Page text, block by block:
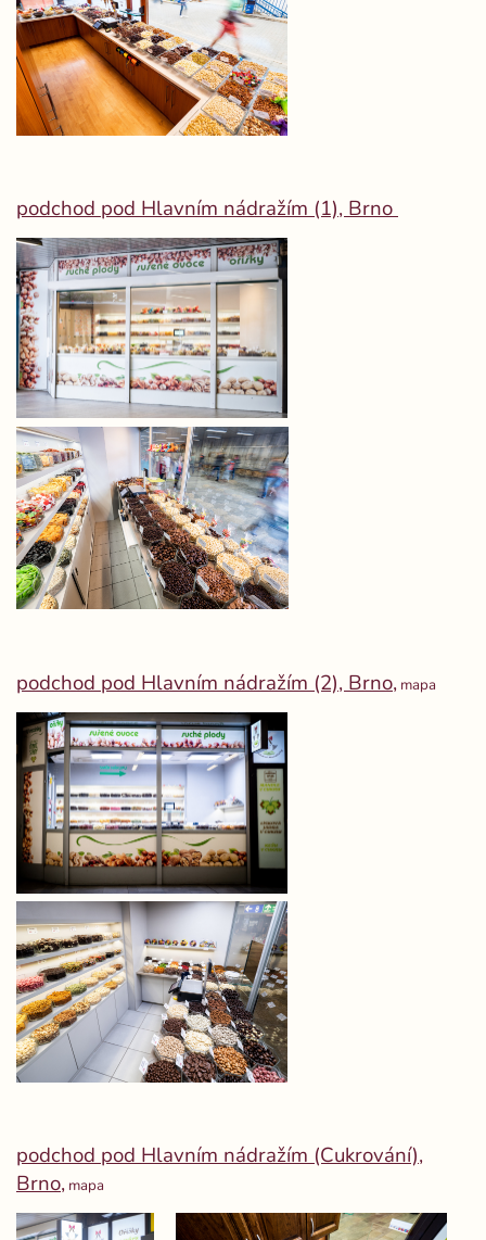
podchod pod Hlavním nádražím (1), Brno
podchod pod Hlavním nádražím (2), Brno, mapa
podchod pod Hlavním nádražím (Cukrování),
Brno, mapa